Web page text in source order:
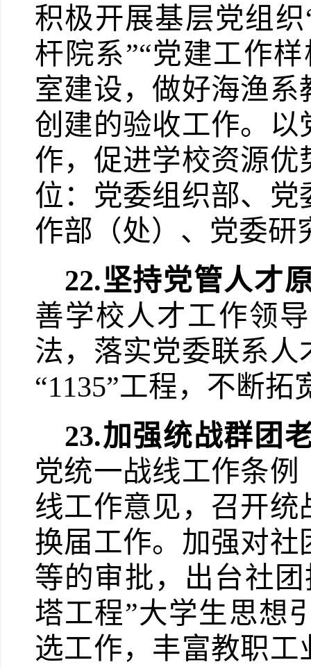
积极开展基层党组
杆院系”“党建工作
室建设，做好海渔
创建的验收工作。
作，促进学校资源
位：党委组织部、
作部（处）、党委研
22.坚持党管人才
善学校人才工作领
法，落实党委联系
“1135”工程，不断拓
23.加强统战群团
党统一战线工作条
线工作意见，召开
换届工作。加强对
等的审批，出台社
塔工程”大学生思想
选工作，丰富教职